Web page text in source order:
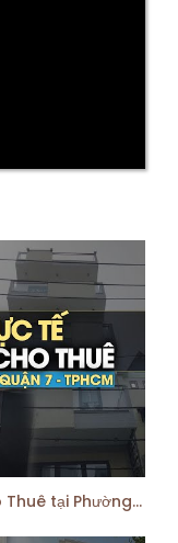
Khảo sát thực tế mô hình Thuê Cho Thuê tại Phường Tân Phú Quận 7 HCM | HVBDS